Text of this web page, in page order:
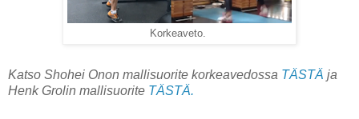
Korkeaveto.
Katso Shohei Onon mallisuorite korkeavedossa TÄSTÄ ja
Henk Grolin mallisuorite TÄSTÄ.